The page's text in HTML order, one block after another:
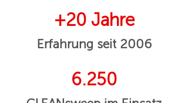
+20 Jahre
Erfahrung seit 2006
6.250